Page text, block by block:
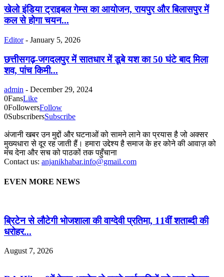
खेलो इंडिया ट्राइबल गेम्स का आयोजन, रायपुर और बिलासपुर में
कल से होगा चयन...
Editor - January 5, 2026
छत्तीसगढ़-जगदलपुर में सातधार में डूबे यश का 50 घंटे बाद मिला
शव, पांच किमी...
admin - December 29, 2024
0FansLike
0FollowersFollow
0SubscribersSubscribe
अंजानी खबर उन मुद्दों और घटनाओं को सामने लाने का प्रयास है जो अक्सर
मुख्यधारा से दूर रह जाती हैं। हमारा उद्देश्य है समाज के हर कोने की आवाज़ को
मंच देना और सच को पाठकों तक पहुँचाना
Contact us: anjanikhabar.info@gmail.com
EVEN MORE NEWS
ब्रिटेन से लौटेगी भोजशाला की वाग्देवी प्रतिमा, 11वीं शताब्दी की
धरोहर...
August 7, 2026